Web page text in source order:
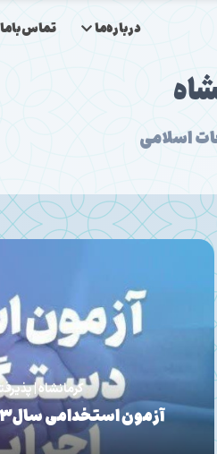
درباره‌ما تماس‌باما
اسلامی
کرمانشاه | تجلیل از ایثارگری و
دیدار مدیرکل تبلیغات اسلامی
پاسدار